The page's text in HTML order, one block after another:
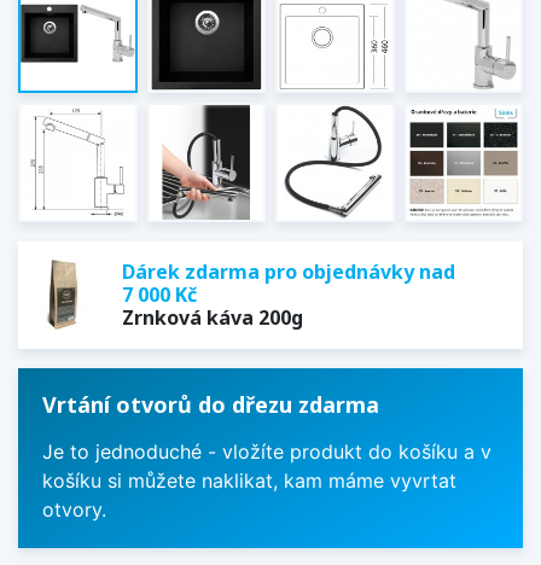
Dárek zdarma pro objednávky nad
7 000 Kč
Zrnková káva 200g
Vrtání otvorů do dřezu zdarma
Je to jednoduché - vložíte produkt do košíku a v
košíku si můžete naklikat, kam máme vyvrtat
otvory.